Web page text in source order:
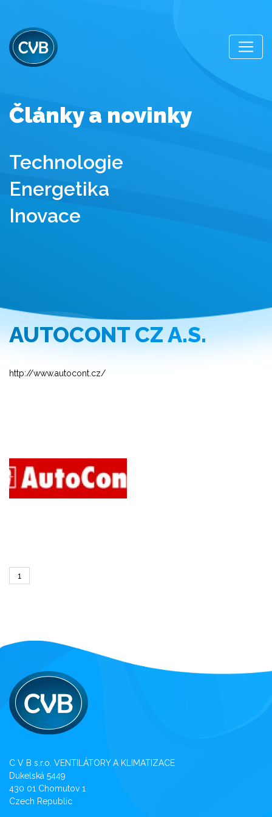
Články a novinky
Technologie
Energetika
Inovace
AUTOCONT CZ A.S.
http://www.autocont.cz/
1
C V B s.r.o. VENTILÁTORY A KLIMATIZACE
Dukelská 5449
430 01 Chomutov 1
Czech Republic